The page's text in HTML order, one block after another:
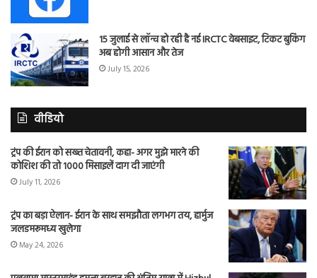
15 जुलाई से लॉन्च हो रही है नई IRCTC वेबसाइट, टिकट बुकिंग
अब होगी आसान और तेज
July 15, 2026
वीडियो
ट्रंप की ईरान को सख्त चेतावनी, कहा- अगर मुझे मारने की
कोशिश की तो 1000 मिसाइलें दाग दी जाएंगी
July 11, 2026
ट्रंप का बड़ा ऐलान- ईरान के साथ समझौता लगभग तय, हार्मुज
जलडमरूमध्य खुलेगा
May 24, 2026